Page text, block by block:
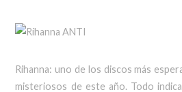
Rihanna: uno de los discos más
misteriosos de este año. Todo